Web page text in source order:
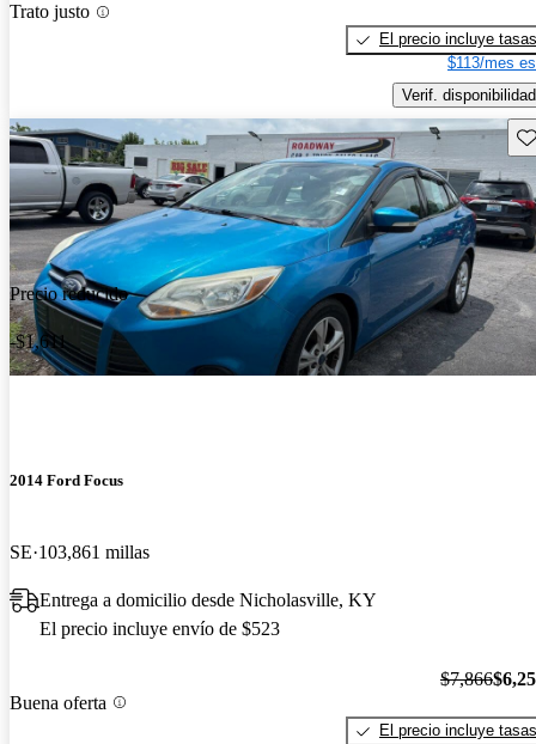
Trato justo
El precio incluye tasas
$113/mes
Verif. disponibilidad
Precio reducido
-$1,611
2014 Ford Focus
SE 103,861 millas
Entrega a domicilio desde Nicholasville, KY
El precio incluye envío de $523
Buena oferta
$7,866
El precio incluye tasas